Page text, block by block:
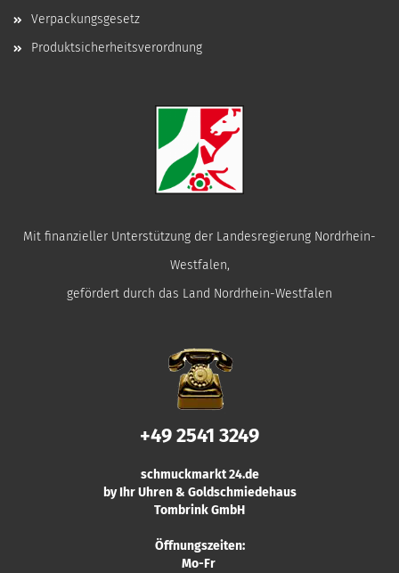
Verpackungsgesetz
Produktsicherheitsverordnung
Mit finanzieller Unterstützung der Landesregierung Nordrhein-
Westfalen,
gefördert durch das Land Nordrhein-Westfalen
+49 2541 3249
schmuckmarkt 24.de
by Ihr Uhren & Goldschmiedehaus
Tombrink GmbH
Öffnungszeiten:
Mo-Fr